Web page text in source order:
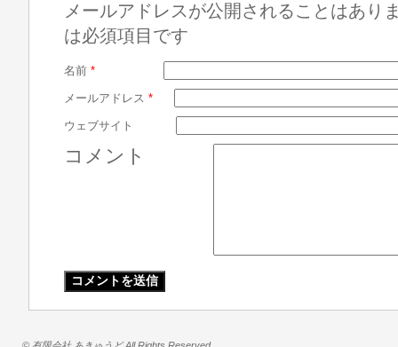
メールアドレスが公開されることはあり
は必須項目です
名前 *
メールアドレス *
ウェブサイト
コメント